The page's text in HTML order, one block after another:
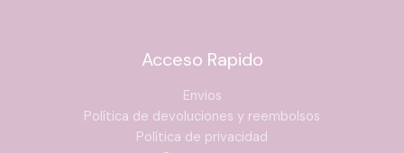
Acceso Rapido
Envios
Política de devoluciones y reembolsos
Política de privacidad